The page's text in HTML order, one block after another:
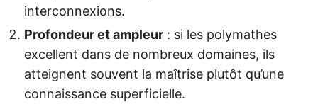
interconnexions.
Profondeur et ampleur : si les polymathes
excellent dans de nombreux domaines, ils
atteignent souvent la maîtrise plutôt qu’une
connaissance superficielle.